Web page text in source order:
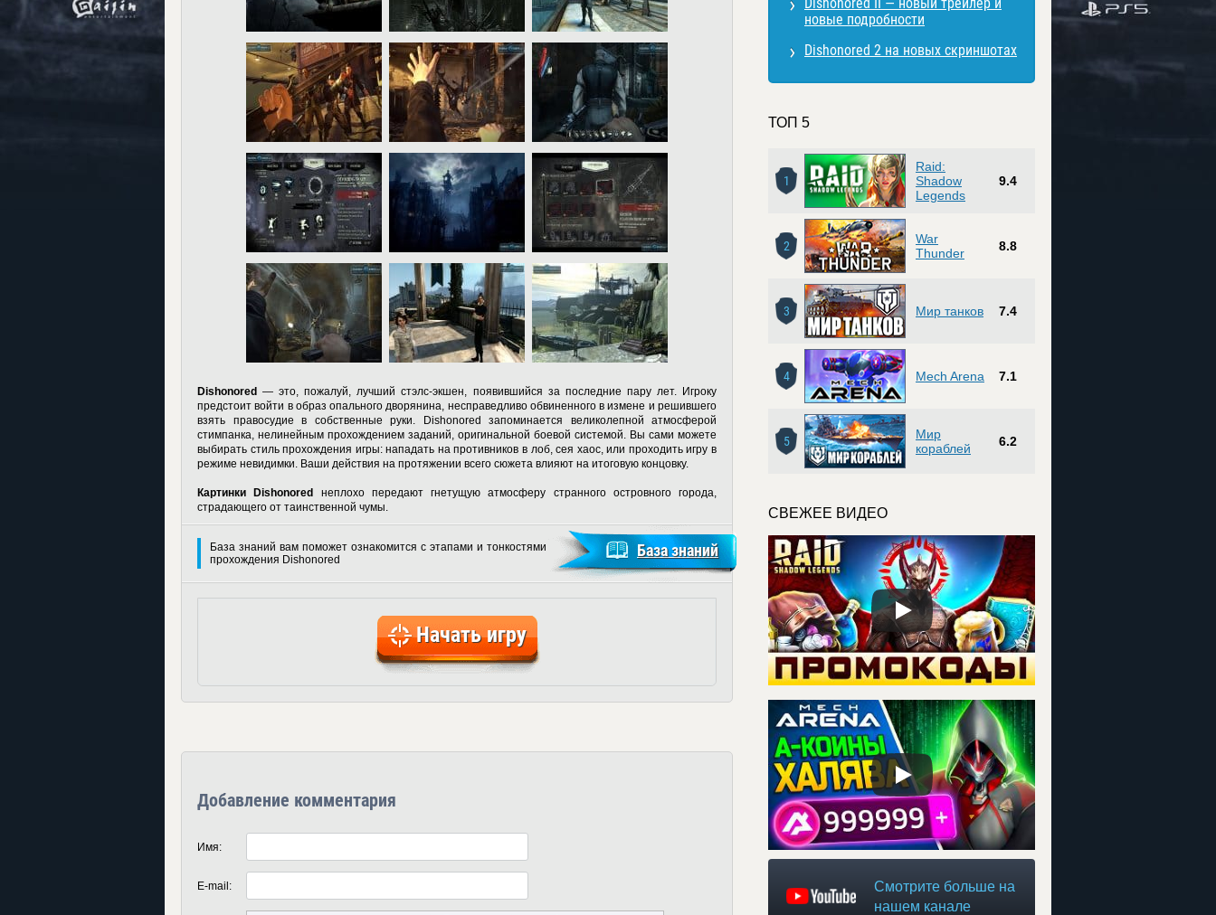
Dishonored— это, пожалуй, лучший стэлс-экшен, появившийся за последние пару лет. Игроку
предстоит войти в образ опального дворянина, несправедливо обвиненного в измене и решившего
взять правосудие в собственные руки. Dishonored запоминается великолепной атмосферой
стимпанка, нелинейным прохождением заданий, оригинальной боевой системой. Вы сами можете
выбирать стиль прохождения игры: нападать на противников в лоб, сея хаос, или проходить игру в
режиме невидимки. Ваши действия на протяжении всего сюжета влияют на итоговую концовку.
Картинки Dishonored
неплохо передают гнетущую атмосферу странного островного города,
страдающего от таинственной чумы.
База знаний вам поможет ознакомится с этапами и тонкостями
прохождения Dishonored
База знаний
Начать игру
Добавление комментария
Имя:
E-mail:
новые подробности
Dishonored 2 на новых скриншотах
ТОП 5
1
Raid:
Shadow
Legends
9.4
2
War
Thunder
8.8
3 Мир танков 7.4
4 Mech Arena 7.1
5
Мир
кораблей
6.2
СВЕЖЕЕ ВИДЕО
Смотрите больше на
нашем канале